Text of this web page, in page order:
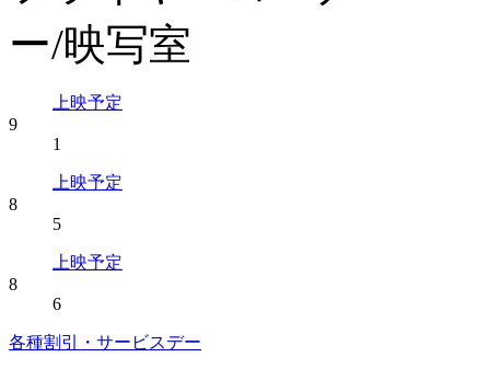
上映予定
9
1
上映予定
8
5
上映予定
8
6
各種割引・サービスデー